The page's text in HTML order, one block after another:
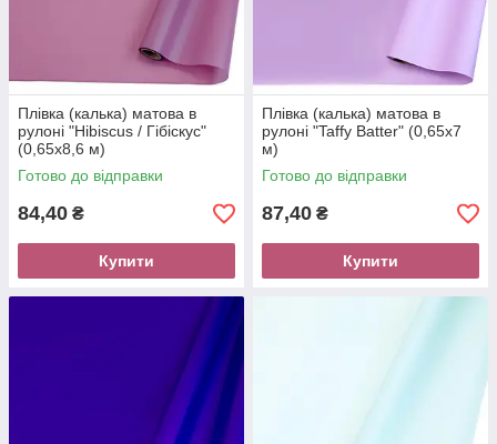
Плівка (калька) матова в
рулоні "Hibiscus / Гібіскус"
(0,65х8,6 м)
Готово до відправки
84,40 ₴
Купити
Плівка (калька) матова в
рулоні "Taffy Batter" (0,65х7
м)
Готово до відправки
87,40 ₴
Купити